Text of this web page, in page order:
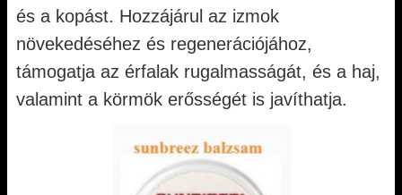
és a kopást. Hozzájárul az izmok
növekedéséhez és regenerációjához,
támogatja az érfalak rugalmasságát, és a haj,
valamint a körmök erősségét is javíthatja.